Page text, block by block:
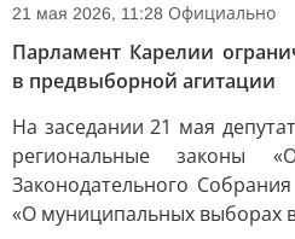
21 мая 2026, 11:28 Официально
Парламент Карелии
в предвыборной агитации
На заседании 21 мая
региональные законы
Законодательного
«О муниципальных выборах